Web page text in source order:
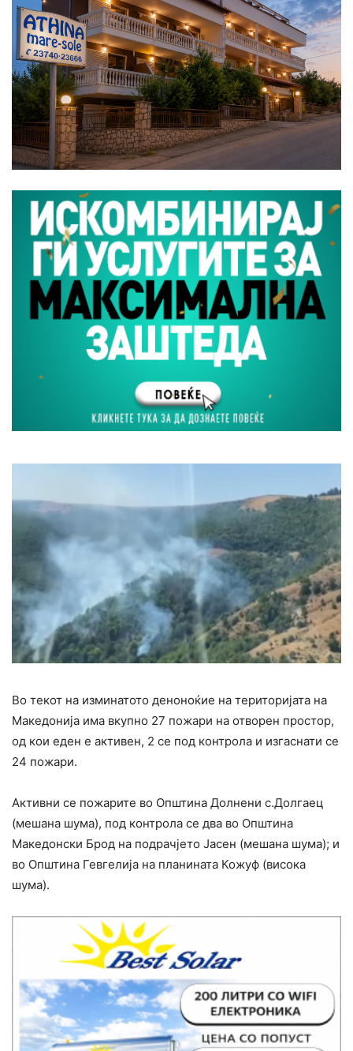
Во текот на изминатото деноноќие на територијата на
Македонија има вкупно 27 пожари на отворен простор,
од кои еден е активен, 2 се под контрола и изгаснати се
24 пожари.
Активни се пожарите во Општина Долнени с.Долгаец
(мешана шума), под контрола се два во Општина
Македонски Брод на подрачјето Јасен (мешана шума); и
во Општина Гевгелија на планината Кожуф (висока
шума).